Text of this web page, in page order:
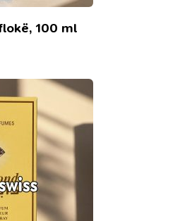
100 ml